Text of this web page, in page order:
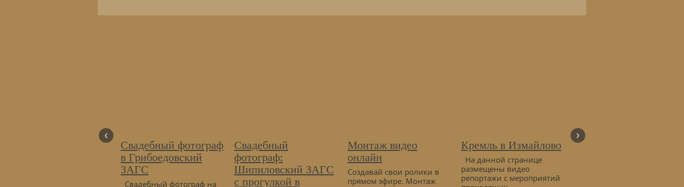
‹
Свадебный фотограф
в Грибоедовский
ЗАГС
Свадебный фотограф на
Свадебный
фотограф:
Шипиловский ЗАГС
с прогулкой в
Монтаж видео
онлайн
Создавай свои ролики в
прямом эфире. Монтаж
Кремль в Измайлово
На данной странице
размещены видео
репортажи с мероприятий
ЗДЕСЬ ДЕЛАЮТ
›